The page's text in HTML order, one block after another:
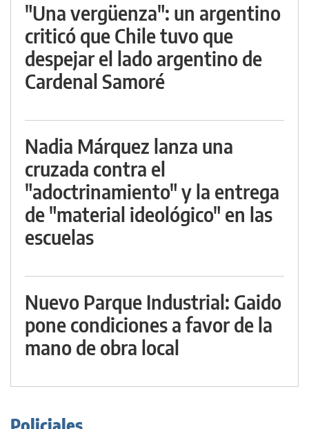
"Una vergüenza": un argentino
criticó que Chile tuvo que
despejar el lado argentino de
Cardenal Samoré
Nadia Márquez lanza una
cruzada contra el
"adoctrinamiento" y la entrega
de "material ideológico" en las
escuelas
Nuevo Parque Industrial: Gaido
pone condiciones a favor de la
mano de obra local
Policiales